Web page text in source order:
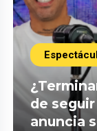
de seguir
anuncia